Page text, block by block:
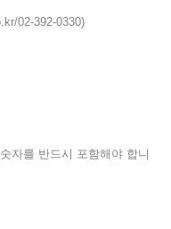
02-392-0330)
자를 반드시 포함해야 합니